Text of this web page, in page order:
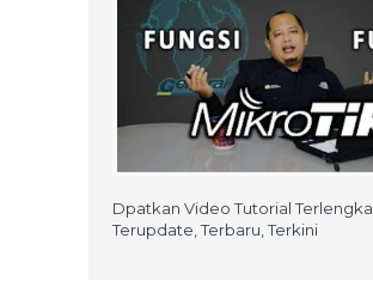
Dpatkan Video Tutorial
Terupdate, Terbaru, Terkini